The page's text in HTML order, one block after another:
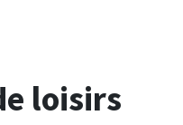
loisirs